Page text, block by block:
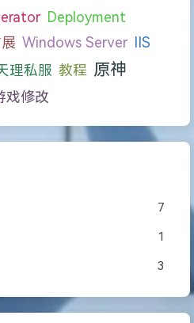
Deployment
Windows Server IIS
理私服 教程 原神
戏修改
7
1
3